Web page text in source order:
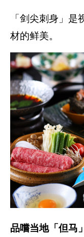
「剑尖刺身」
材的鲜美。
品嚐当地「但马